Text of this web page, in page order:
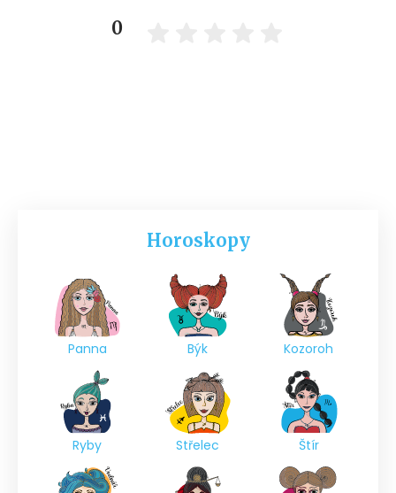
0
Horoskopy
Panna Býk Kozoroh
Ryby Střelec Štír